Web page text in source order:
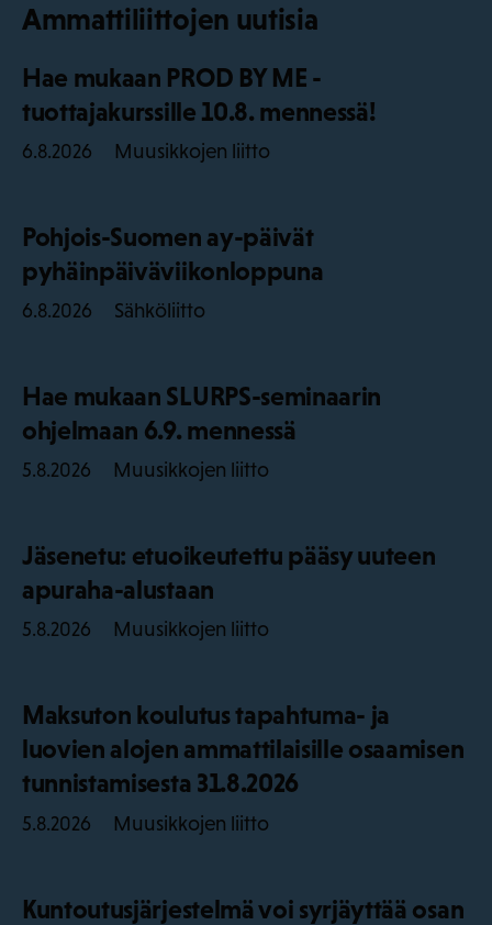
Ammattiliittojen uutisia
Hae mukaan PROD BY ME -
tuottajakurssille 10.8. mennessä!
6.8.2026 Muusikkojen liitto
Pohjois-Suomen ay-päivät
pyhäinpäiväviikonloppuna
6.8.2026 Sähköliitto
Hae mukaan SLURPS-seminaarin
ohjelmaan 6.9. mennessä
5.8.2026 Muusikkojen liitto
Jäsenetu: etuoikeutettu pääsy uuteen
apuraha-alustaan
5.8.2026 Muusikkojen liitto
Maksuton koulutus tapahtuma- ja
luovien alojen ammattilaisille osaamisen
tunnistamisesta 31.8.2026
5.8.2026 Muusikkojen liitto
Kuntoutusjärjestelmä voi syrjäyttää osan